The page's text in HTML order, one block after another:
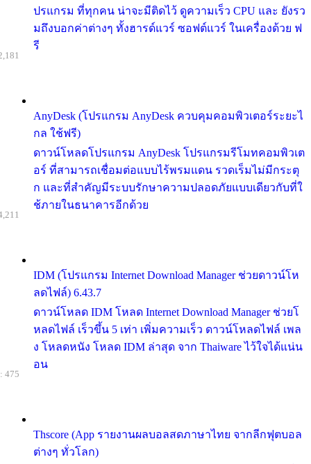
ปรแกรม ที่ทุกคน น่าจะมีติดไว้ ดูความเร็ว CPU และ ยังรว
มถึงบอกค่าต่างๆ ทั้งฮารด์แวร์ ซอฟต์แวร์ ในเครื่องด้วย ฟ
รี
AnyDesk (โปรแกรม AnyDesk ควบคุมคอมพิวเตอร์ระยะไ
กล ใช้ฟรี)
ดาวน์โหลดโปรแกรม AnyDesk โปรแกรมรีโมทคอมพิวเต
อร์ ที่สามารถเชื่อมต่อแบบไร้พรมแดน รวดเร็มไม่มีกระตุ
ก และที่สำคัญมีระบบรักษาความปลอดภัยแบบเดียวกับที่ใ
ช้ภายในธนาคารอีกด้วย
IDM (โปรแกรม Internet Download Manager ช่วยดาวน์โห
ลดไฟล์) 6.43.7
ดาวน์โหลด IDM โหลด Internet Download Manager ช่วยโ
หลดไฟล์ เร็วขึ้น 5 เท่า เพิ่มความเร็ว ดาวน์โหลดไฟล์ เพล
ง โหลดหนัง โหลด IDM ล่าสุด จาก Thaiware ไว้ใจได้แน่น
อน
Thscore (App รายงานผลบอลสดภาษาไทย จากลีกฟุตบอล
ต่างๆ ทั่วโลก)
475